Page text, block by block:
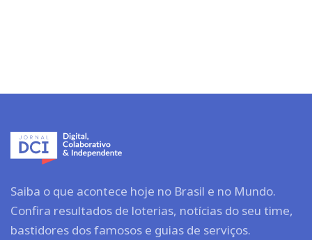
Saiba o que acontece hoje no Brasil e no Mundo.
Confira resultados de loterias, notícias do seu time,
bastidores dos famosos e guias de serviços.